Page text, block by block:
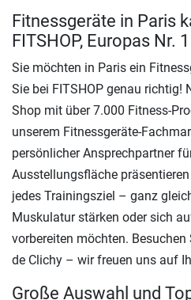
Fitnessgeräte in Paris
FITSHOP, Europas Nr.
Sie möchten in Paris ein
Sie bei FITSHOP genau richtig!
Shop mit über 7.000 Fitness-
unserem Fitnessgeräte-
persönlicher Ansprechpartner
Ausstellungsfläche
jedes Trainingsziel – ganz
Muskulatur stärken oder sich
vorbereiten möchten.
de Clichy – wir freuen uns auf
Große Auswahl und